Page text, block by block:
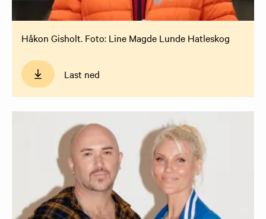
Håkon Gisholt. Foto: Line Magde Lunde Hatleskog
Last ned